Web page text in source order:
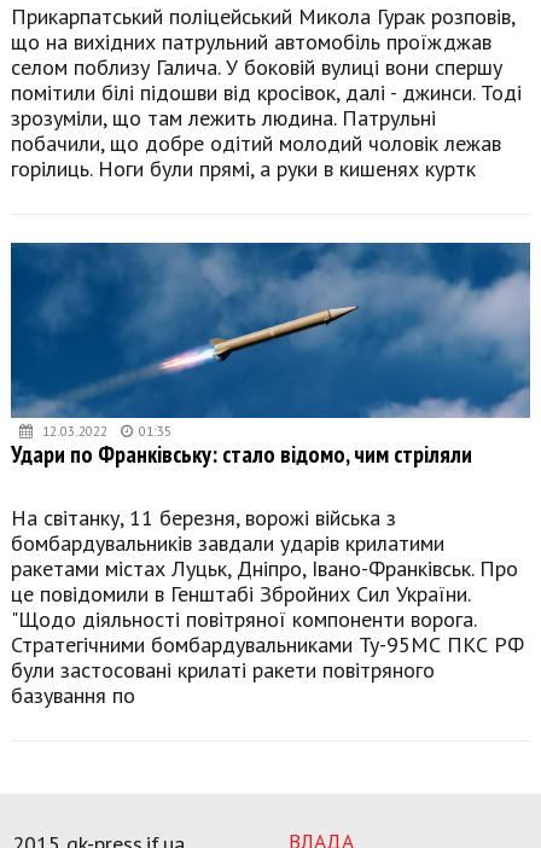
Прикарпатський поліцейський Микола Гурак розповів,
що на вихідних патрульний автомобіль проїжджав
селом поблизу Галича. У боковій вулиці вони спершу
помітили білі підошви від кросівок, далі - джинси. Тоді
зрозуміли, що там лежить людина. Патрульні
побачили, що добре одітий молодий чоловік лежав
горілиць. Ноги були прямі, а руки в кишенях куртк
12.03.2022 01:35
Удари по Франківську: стало відомо, чим стріляли
На світанку, 11 березня, ворожі війська з
бомбардувальників завдали ударів крилатими
ракетами містах Луцьк, Дніпро, Івано-Франківськ. Про
це повідомили в Генштабі Збройних Сил України.
"Щодо діяльності повітряної компоненти ворога.
Стратегічними бомбардувальниками Ту-95МС ПКС РФ
були застосовані крилаті ракети повітряного
базування по
ВЛАДА